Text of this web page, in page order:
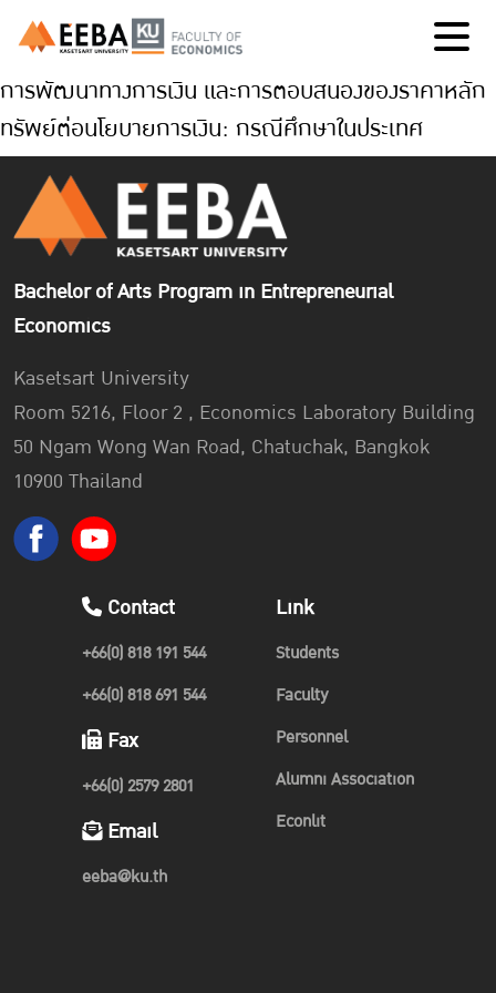
การพัฒนาทางการเงิน และการตอบสนองของราคาหลัก
ทรัพย์ต่อนโยบายการเงิน: กรณีศึกษาในประเทศ
Bachelor of Arts Program in Entrepreneurial
Economics
Kasetsart University
Room 5216, Floor 2 , Economics Laboratory Building
50 Ngam Wong Wan Road, Chatuchak, Bangkok
10900 Thailand
Contact
+66(0) 818 191 544
+66(0) 818 691 544
Fax
+66(0) 2579 2801
Email
eeba@ku.th
Link
Students
Faculty
Personnel
Alumni Association
Econlit